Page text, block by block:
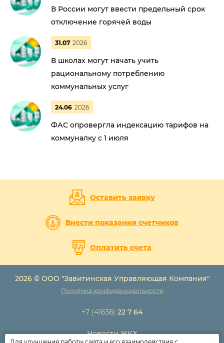
В России могут ввести предельный срок
отключение горячей воды
31.07 2026
В школах могут начать учить
рациональному потреблению
коммунальных услуг
24.06 2026
ФАС опровергла индексацию тарифов на
коммуналку с 1 июля
Оставить заявку
Внести показания счетчиков
Оплатить счета
2026 © ООО "Завитинская Управляющая Компания"
Политика конфиденциальности
+7 (41636) 22 7 64
Новости ЖКХ